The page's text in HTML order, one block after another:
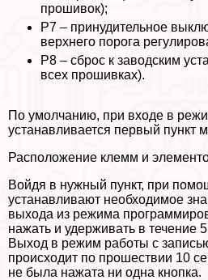
прошивок);
Р7 – принудительное
верхнего порога
Р8 – сброс к заводским
всех прошивках).
По умолчанию, при входе в
устанавливается первый пункт
Расположение клемм и
Войдя в нужный пункт, при
устанавливают необходимое
выхода из режима
нажать и удерживать в течение
Выход в режим работы с
происходит по прошествии 10
не была нажата ни одна кнопка.